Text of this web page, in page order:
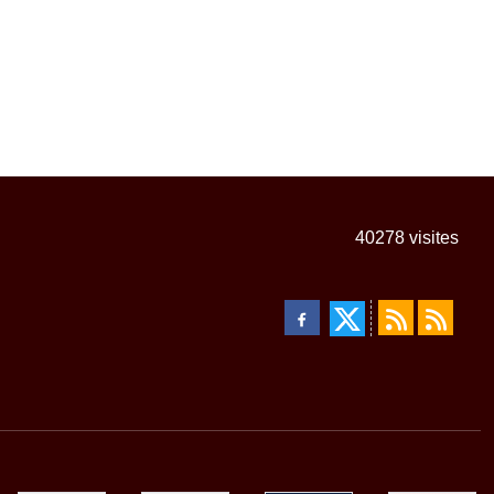
40278 visites